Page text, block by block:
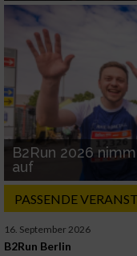
B2Run 2026
auf
PASSENDE
16. September 2026
B2Run Berlin